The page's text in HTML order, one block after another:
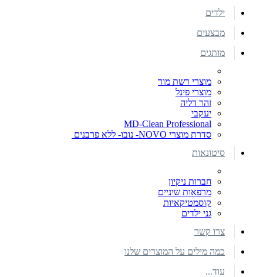
ילדים
מבצעים
מותגים
מוצרי רשת מור
מוצרי פינל
זהר דליה
יעקבי
MD-Clean Professional
סדרת מוצרי NOVO- נובו- ללא פרבנים
סיטונאות
חברות ניקיון
מרפאות שיניים
קוסמטיקאיות
גני ילדים
צרו קשר
כמה מילים על המוצרים שלנו
עוד...